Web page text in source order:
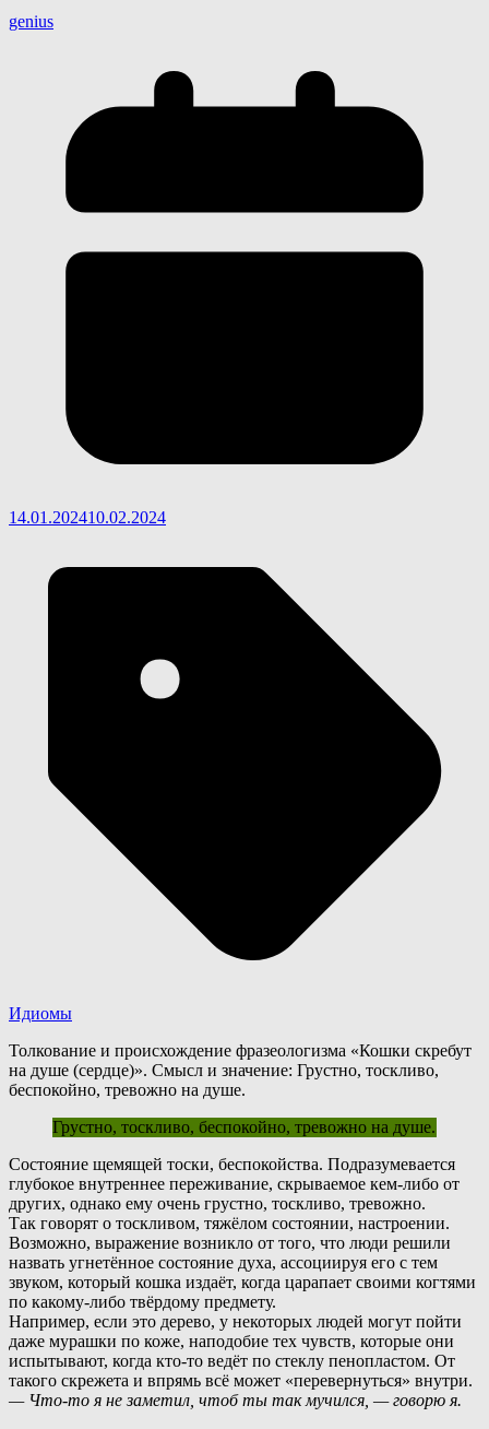
genius
14.01.202410.02.2024
Идиомы
Толкование и происхождение фразеологизма «Кошки скребут
на душе (сердце)». Смысл и значение: Грустно, тоскливо,
беспокойно, тревожно на душе.
Грустно, тоскливо, беспокойно, тревожно на душе.
Состояние щемящей тоски, беспокойства. Подразумевается
глубокое внутреннее переживание, скрываемое кем-либо от
других, однако ему очень грустно, тоскливо, тревожно.
Так говорят о тоскливом, тяжёлом состоянии, настроении.
Возможно, выражение возникло от того, что люди решили
назвать угнетённое состояние духа, ассоциируя его с тем
звуком, который кошка издаёт, когда царапает своими когтями
по какому-либо твёрдому предмету.
Например, если это дерево, у некоторых людей могут пойти
даже мурашки по коже, наподобие тех чувств, которые они
испытывают, когда кто-то ведёт по стеклу пенопластом. От
такого скрежета и впрямь всё может «перевернуться» внутри.
— Что-то я не заметил, чтоб ты так мучился, — говорю я.